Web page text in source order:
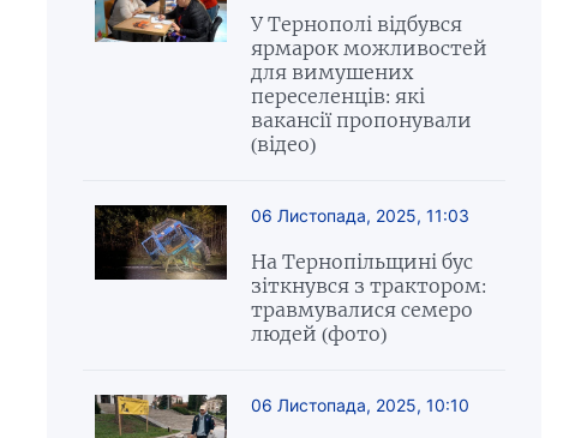
У Тернополі відбувся
ярмарок можливостей
для вимушених
переселенців: які
вакансії пропонували
(відео)
06 Листопада, 2025, 11:03
На Тернопільщині бус
зіткнувся з трактором:
травмувалися семеро
людей (фото)
06 Листопада, 2025, 10:10